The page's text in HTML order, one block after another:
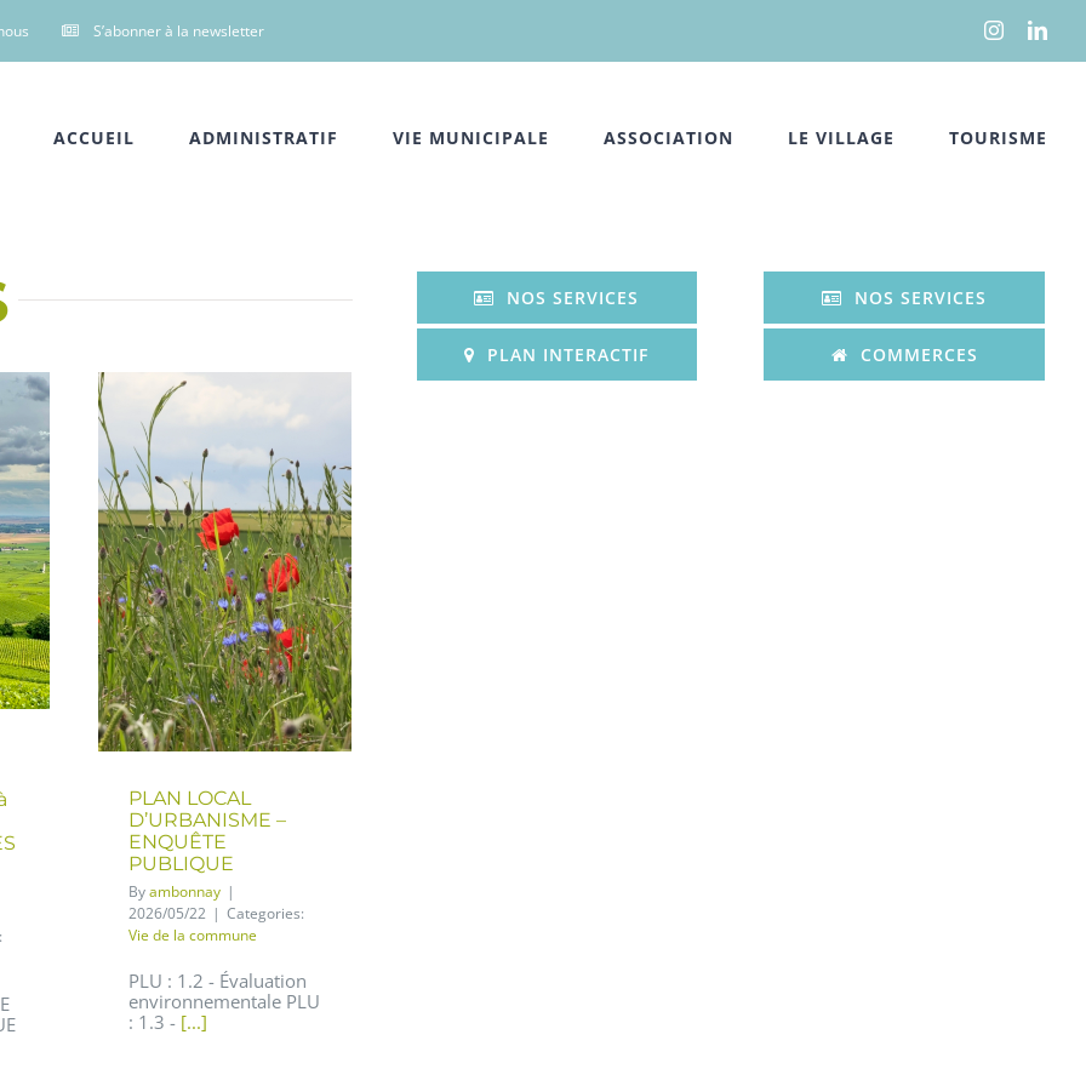
S’abonner à la newsletter Instagram
ACCUEIL ADMINISTRATIF VIE MUNICIPALE ASSOCIATION LE VILLAGE TOURISME
PLAN LOCAL
D’URBANISME –
ENQUÊTE
PUBLIQUE
Byambonnay |
2026/05/22 | Categories:
Vie de la commune
PLU : 1.2 - Évaluation
environnementale PLU
: 1.3 - [...]
NOS SERVICES
PLAN INTERACTIF
NOS SERVICES
COMMERCES